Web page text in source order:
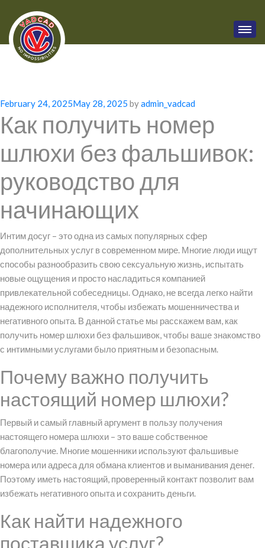
Posted
on
February 24, 2025May 28, 2025 byadmin_vadcad
Как получить номер
шлюхи без фальшивок:
руководство для
начинающих
Интим досуг – это одна из самых популярных сфер
дополнительных услуг в современном мире. Многие люди ищут
способы разнообразить свою сексуальную жизнь, испытать
новые ощущения и просто насладиться компанией
привлекательной собеседницы. Однако, не всегда легко найти
надежного исполнителя, чтобы избежать мошенничества и
негативного опыта. В данной статье мы расскажем вам, как
получить номер шлюхи без фальшивок, чтобы ваше знакомство
с интимными услугами было приятным и безопасным.
Почему важно получить
настоящий номер шлюхи?
Первый и самый главный аргумент в пользу получения
настоящего номера шлюхи – это ваше собственное
благополучие. Многие мошенники используют фальшивые
номера или адреса для обмана клиентов и выманивания денег.
Поэтому иметь настоящий, проверенный контакт позволит вам
избежать негативного опыта и сохранить деньги.
Как найти надежного
поставщика услуг?